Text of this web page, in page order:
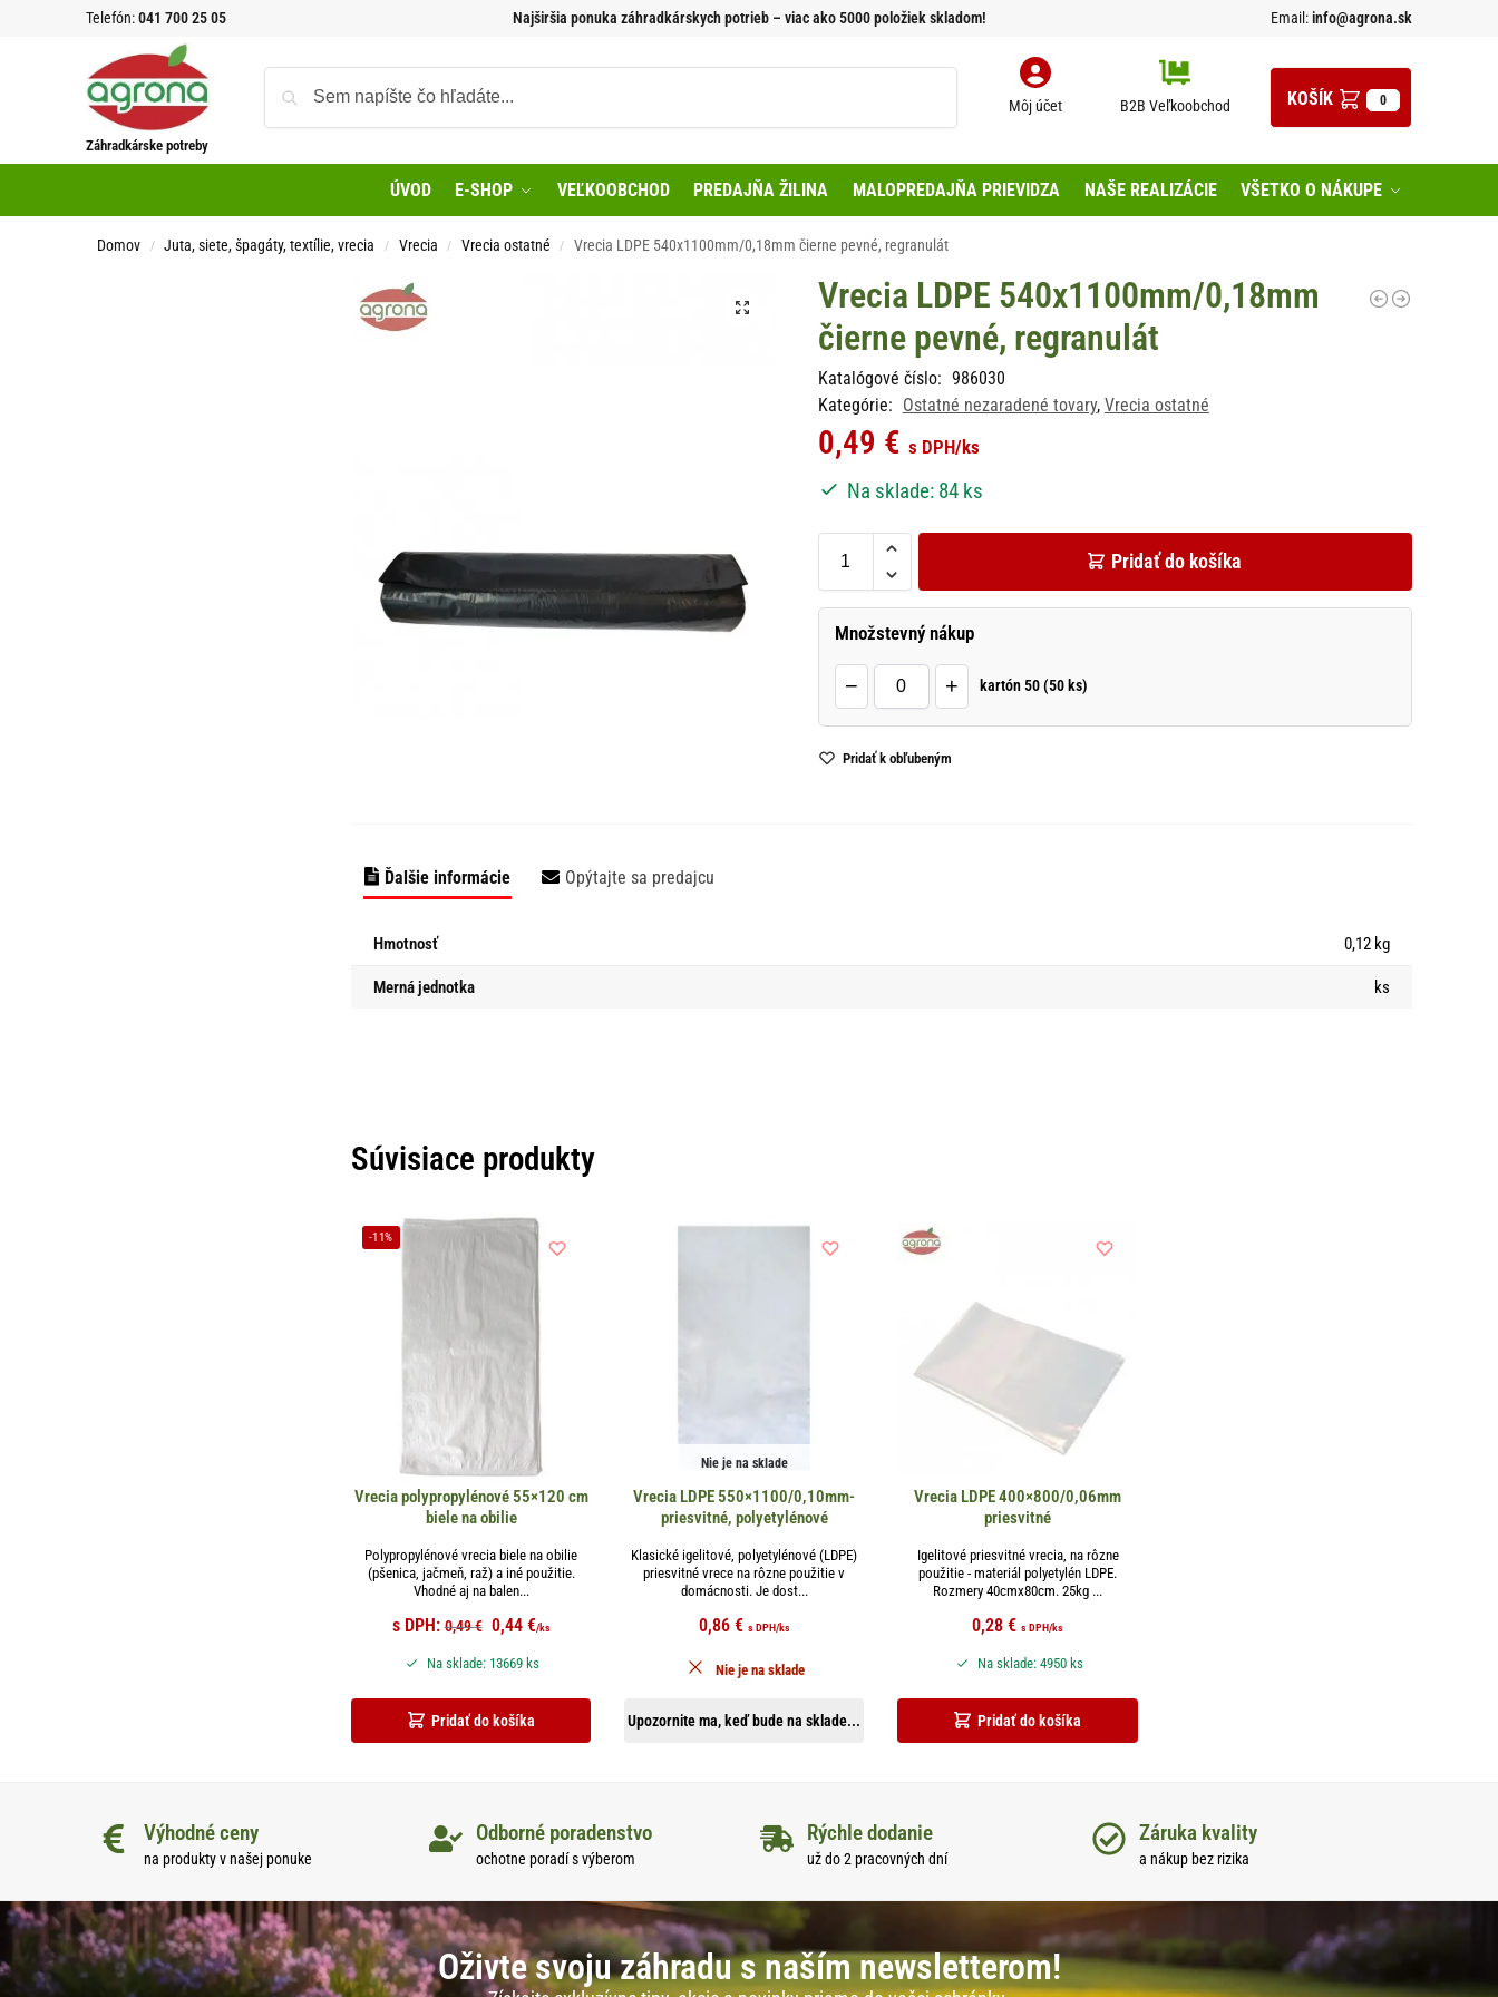
Telefón:041 700 25 05 Najširšia ponuka záhradkárskych potrieb – viac ako 5000 položiek skladom! Email:info@agrona.sk
Záhradkárske potreby
Môj účet B2B Veľkoobchod 0
ÚVOD E-SHOP VEĽKOOBCHOD PREDAJŇA ŽILINA MALOPREDAJŇA PRIEVIDZA NAŠE REALIZÁCIE VŠETKO O NÁKUPE
Domov / Juta, siete, špagáty, textílie, vrecia / Vrecia / Vrecia ostatné / Vrecia LDPE 540x1100mm/0,18mm čierne pevné, regranulát
Vrecia LDPE 540x1100mm/0,18mm
čierne pevné, regranulát
Katalógové číslo: 986030
Kategórie: Ostatné nezaradené tovary, Vrecia ostatné
0,49 € s DPH/ks
Na sklade: 84 ks
Pridať do košíka
Množstevný nákup
kartón 50 (50 ks)
− +
Pridať k obľubeným
Ďalšie informácie Opýtajte sa predajcu
Hmotnosť 0,12 kg
Merná jednotka ks
Súvisiace produkty
-11%
Vrecia polypropylénové 55×120 cm
biele na obilie
Polypropylénové vrecia biele na obilie
(pšenica, jačmeň, raž) a iné použitie.
Vhodné aj na balen...
s DPH:0,49€ 0,44 €/ks
Pridať do košíka
Na sklade: 13669 ks
Nie je na sklade
Vrecia LDPE 550×1100/0,10mm-
priesvitné, polyetylénové
Klasické igelitové, polyetylénové (LDPE)
priesvitné vrece na rôzne použitie v
domácnosti. Je dost...
0,86 € s DPH/ks
Upozornite ma, keď bude na sklade...
Nie je na sklade
Vrecia LDPE 400×800/0,06mm
priesvitné
Igelitové priesvitné vrecia, na rôzne
použitie - materiál polyetylén LDPE.
Rozmery 40cmx80cm. 25kg ...
0,28 € s DPH/ks
Pridať do košíka
Na sklade: 4950 ks
Výhodné ceny
na produkty v našej ponuke
Odborné poradenstvo
ochotne poradí s výberom
Rýchle dodanie
už do 2 pracovných dní
Záruka kvality
a nákup bez rizika
Oživte svoju záhradu s naším newsletterom!